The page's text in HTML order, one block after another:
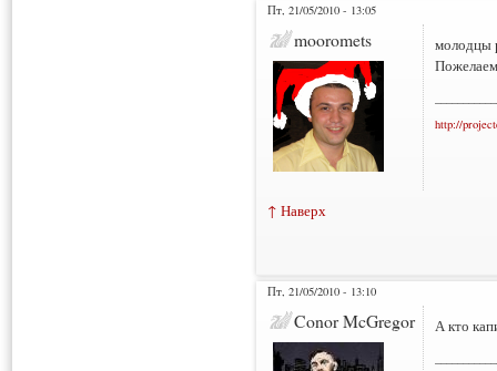
Пт, 21/05/2010 - 13:05
mooromets
молодцы
http://
↑ Наверх
Пт, 21/05/2010 - 13:10
Conor McGregor А кто